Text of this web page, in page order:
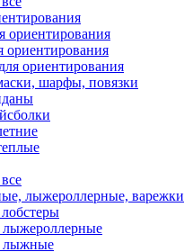
ориентирования
ориентирования
ориентирования
шарфы, повязки
лыжероллерные, варежки
лыжероллерные
лыжные